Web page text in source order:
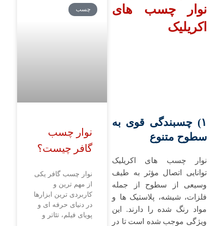
نوار چسب ‌های
اکریلیک
۱) چسبندگی قوی به
سطوح متنوع
نوار چسب‌ های اکریلیک
توانایی اتصال مؤثر به طیف
وسیعی از سطوح از جمله
فلزات، شیشه، پلاستیک ‌ها و
مواد رنگ ‌شده را دارند. این
ویژگی موجب شده است تا در
چسب
نوار چسب
گافر چیست؟
نوار چسب گافر یکی
از مهم ترین و
کاربردی ترین ابزارها
در دنیای حرفه ای و
پویای فیلم، تئاتر و